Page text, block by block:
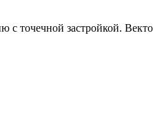
точечной застройкой.